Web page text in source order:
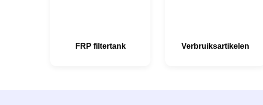
FRP filtertank Verbruiksartikelen